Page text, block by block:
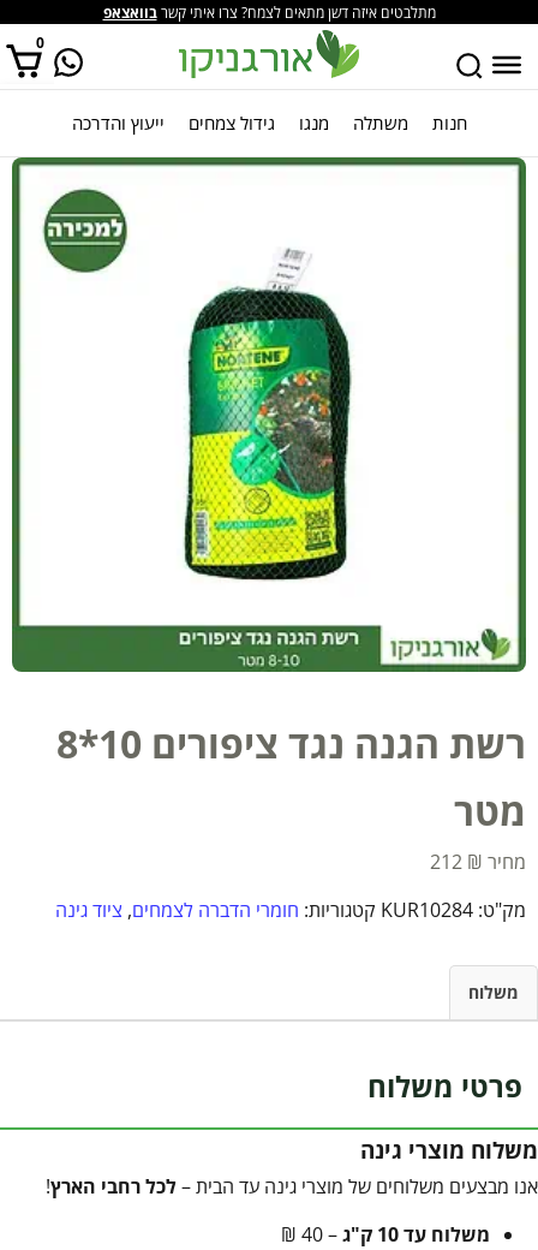
מתלבטים איזה דשן מתאים לצמח? צרו איתי קשרבוואצאפ
0
אין מוצרים בסל הקניות. חנות משתלה מנגו גידול צמחים ייעוץ והדרכה
רשת הגנה נגד ציפורים 10*8
מטר
212 ₪
מק"ט: KUR10284 קטגוריות: חומרי הדברה לצמחים, ציוד גינה
משלוח
פרטי משלוח
משלוח מוצרי גינה
אנו מבצעים משלוחים של מוצרי גינה עד הבית –לכל רחבי הארץ!
משלוח עד 10 ק"ג
– 40 ₪